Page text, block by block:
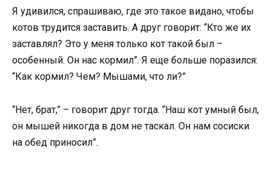
Я удивился, спрашиваю, где это такое видано, чтобы
котов трудится заставить. А друг говорит: “Кто же их
заставлял? Это у меня только кот такой был –
особенный. Он нас кормил”. Я еще больше поразился:
“Как кормил? Чем? Мышами, что ли?”
“Нет, брат,” – говорит друг тогда. “Наш кот умный был,
он мышей никогда в дом не таскал. Он нам сосиски
на обед приносил”.